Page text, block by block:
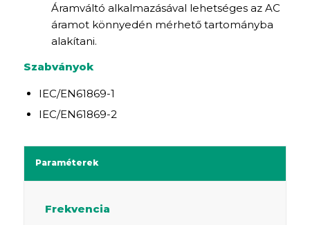
Áramváltó alkalmazásával lehetséges az AC
áramot könnyedén mérhető tartományba
alakítani.
Szabványok
IEC/EN61869-1
IEC/EN61869-2
Paraméterek
Frekvencia